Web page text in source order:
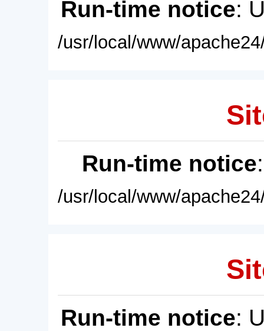
Run-time notice:
/usr/local/www/
Run-time notice
/usr/local/www/
Run-time notice: